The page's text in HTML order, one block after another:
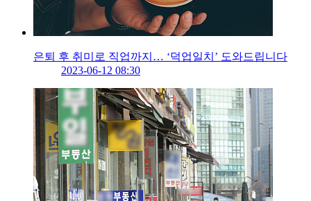
은퇴 후 취미로 직업까지… ‘덕업일치’ 도와드립니다
2023-06-12 08:30